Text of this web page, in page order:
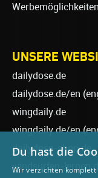
Werbemöglichkeiten
UNSERE
dailydose.de
dailydose.de/en
wingdaily.de
wingdaily.de/en
dailydose-shop.de
windsurfen-lernen.de
Du hast die
Wir verzichten